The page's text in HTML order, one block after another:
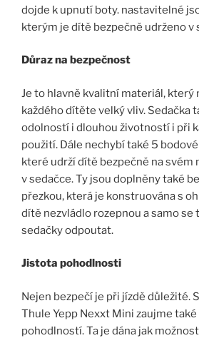
dojde k upnutí boty. nastavitelné
kterým je dítě bezpečně udrženo v
Důraz na bezpečnost
Je to hlavně kvalitní materiál, který
každého dítěte velký vliv. Sedačka
odolností i dlouhou životností i při
použití. Dále nechybí také 5
které udrží dítě bezpečně na svém
v sedačce. Ty jsou doplněny také
přezkou, která je konstruována s
dítě nezvládlo rozepnou a samo se
sedačky odpoutat.
Jistota pohodlnosti
Nejen bezpečí je při jízdě důležité.
Thule Yepp Nexxt Mini zaujme
pohodlností. Ta je dána jak